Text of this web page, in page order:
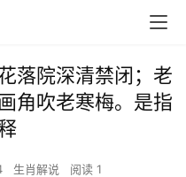
落院深清禁闭；老
角吹老寒梅。是指
生肖解说 阅读 1